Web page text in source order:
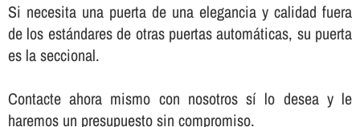
Si necesita una puerta de una elegancia y calidad fuera
de los estándares de otras puertas automáticas, su puerta
es la seccional.
Contacte ahora mismo con nosotros sí­ lo desea y le
haremos un presupuesto sin compromiso.